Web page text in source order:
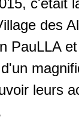
des
PauLLA
leurs